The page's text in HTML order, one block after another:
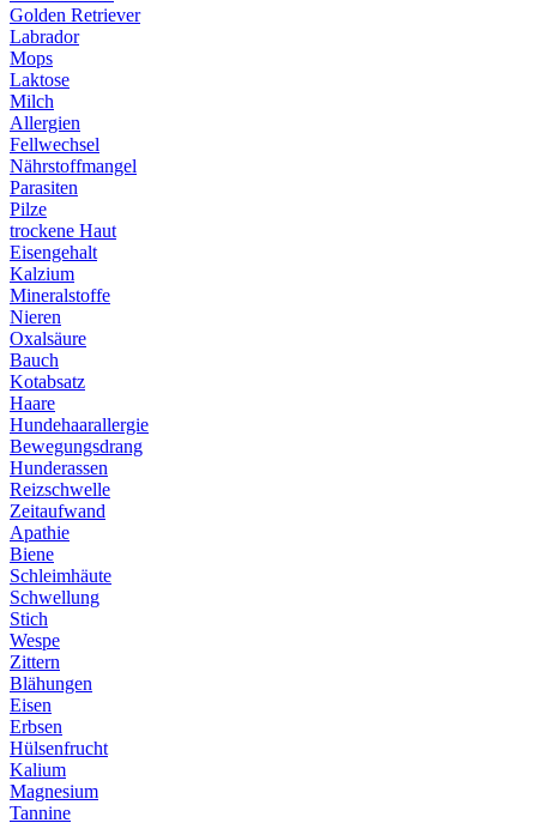
Golden Retriever
Labrador
Mops
Laktose
Milch
Allergien
Fellwechsel
Nährstoffmangel
Parasiten
Pilze
trockene Haut
Eisengehalt
Kalzium
Mineralstoffe
Nieren
Oxalsäure
Bauch
Kotabsatz
Haare
Hundehaarallergie
Bewegungsdrang
Hunderassen
Reizschwelle
Zeitaufwand
Apathie
Biene
Schleimhäute
Schwellung
Stich
Wespe
Zittern
Blähungen
Eisen
Erbsen
Hülsenfrucht
Kalium
Magnesium
Tannine